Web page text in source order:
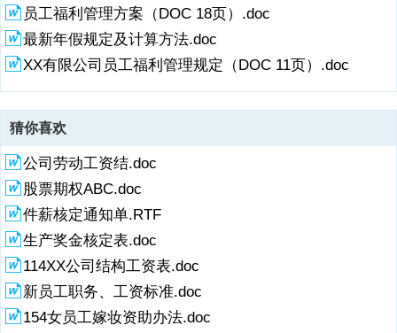
员工福利管理方案（DOC 18页）.doc
最新年假规定及计算方法.doc
XX有限公司员工福利管理规定（DOC 11页）.doc
猜你喜欢
公司劳动工资结.doc
股票期权ABC.doc
件薪核定通知单.RTF
生产奖金核定表.doc
114XX公司结构工资表.doc
新员工职务、工资标准.doc
154女员工嫁妆资助办法.doc